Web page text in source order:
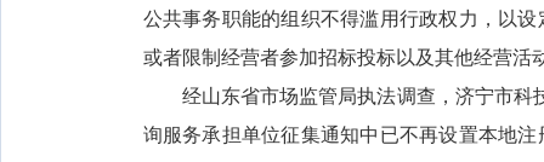
公共事务职能的组织不得滥用行政权力，以
或者限制经营者参加招标投标以及其他经营活
经山东省市场监管局执法调查，济宁市科
询服务承担单位征集通知中已不再设置本地